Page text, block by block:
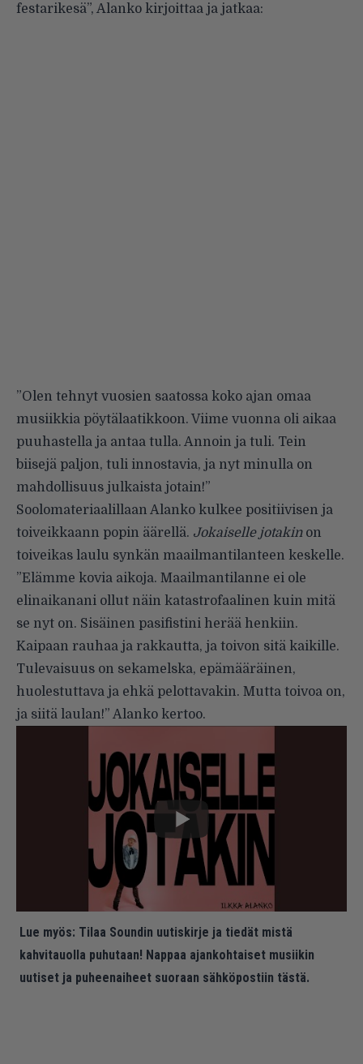
festarikesä”, Alanko kirjoittaa ja jatkaa:
”Olen tehnyt vuosien saatossa koko ajan omaa
musiikkia pöytälaatikkoon. Viime vuonna oli aikaa
puuhastella ja antaa tulla. Annoin ja tuli. Tein
biisejä paljon, tuli innostavia, ja nyt minulla on
mahdollisuus julkaista jotain!”
Soolomateriaalillaan Alanko kulkee positiivisen ja
toiveikkaann popin äärellä. Jokaiselle jotakinon
toiveikas laulu synkän maailmantilanteen keskelle.
”Elämme kovia aikoja. Maailmantilanne ei ole
elinaikanani ollut näin katastrofaalinen kuin mitä
se nyt on. Sisäinen pasifistini herää henkiin.
Kaipaan rauhaa ja rakkautta, ja toivon sitä kaikille.
Tulevaisuus on sekamelska, epämääräinen,
huolestuttava ja ehkä pelottavakin. Mutta toivoa on,
ja siitä laulan!” Alanko kertoo.
Lue myös: Tilaa Soundin uutiskirje ja tiedät mistä
kahvitauolla puhutaan! Nappaa ajankohtaiset musiikin
uutiset ja puheenaiheet suoraan sähköpostiin tästä.